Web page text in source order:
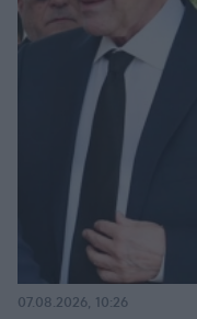
07.08.2026, 10:26